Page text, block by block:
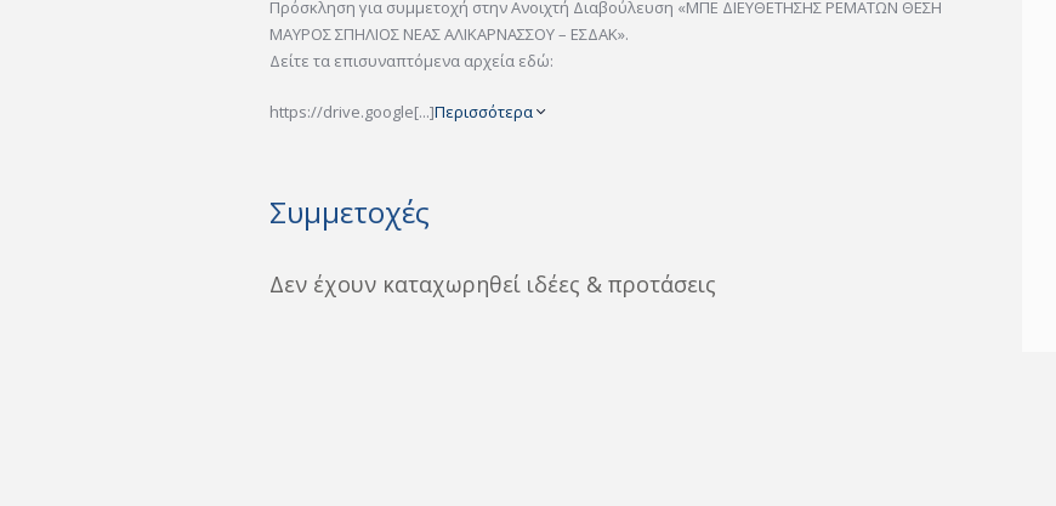
Πρόσκληση για συμμετοχή στην Ανοιχτή Διαβούλευση «ΜΠΕ ΔΙΕΥΘΕΤΗΣΗΣ ΡΕΜΑΤΩΝ ΘΕΣΗ
ΜΑΥΡΟΣ ΣΠΗΛΙΟΣ ΝΕΑΣ ΑΛΙΚΑΡΝΑΣΣΟΥ – ΕΣΔΑΚ».
Δείτε τα επισυναπτόμενα αρχεία εδώ:
https://drive.google[...]Περισσότερα
Συμμετοχές
Δεν έχουν καταχωρηθεί ιδέες & προτάσεις